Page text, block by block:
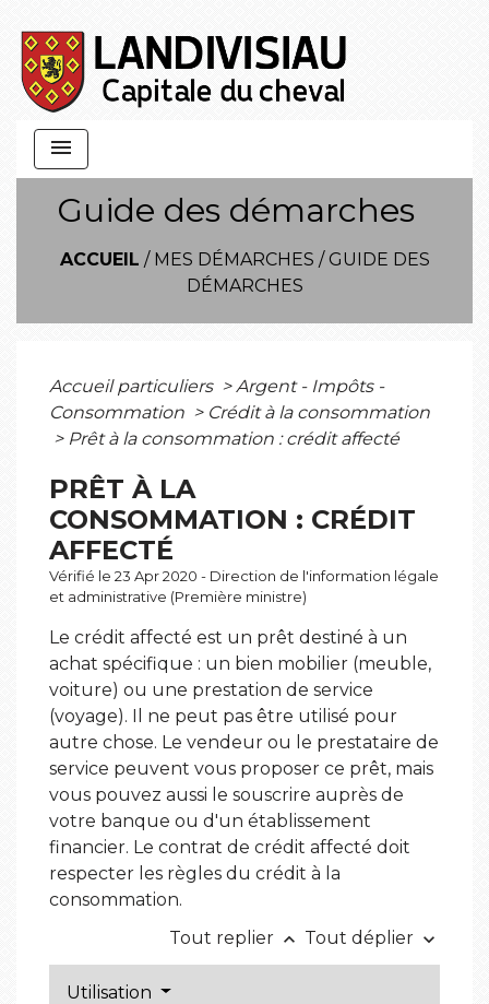
menu
Guide des démarches
ACCUEIL / MES DÉMARCHES / GUIDE DES
DÉMARCHES
Accueil particuliers > Argent - Impôts -
Consommation > Crédit à la consommation
> Prêt à la consommation : crédit affecté
PRÊT À LA
CONSOMMATION : CRÉDIT
AFFECTÉ
Vérifié le 23 Apr 2020 - Direction de l'information légale
et administrative (Première ministre)
Le crédit affecté est un prêt destiné à un
achat spécifique : un bien mobilier (meuble,
voiture) ou une prestation de service
(voyage). Il ne peut pas être utilisé pour
autre chose. Le vendeur ou le prestataire de
service peuvent vous proposer ce prêt, mais
vous pouvez aussi le souscrire auprès de
votre banque ou d'un établissement
financier. Le contrat de crédit affecté doit
respecter les règles du crédit à la
consommation.
Tout replier keyboard_arrow_up Tout déplier keyboard_arrow_down
Utilisation